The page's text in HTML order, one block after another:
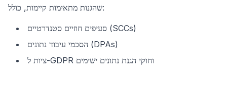
שהגנות מתאימות קיימות, כולל:
סעיפים חוזיים סטנדרטיים (SCCs)
הסכמי עיבוד נתונים (DPAs)
ציות ל-GDPR וחוקי הגנת נתונים ישימים